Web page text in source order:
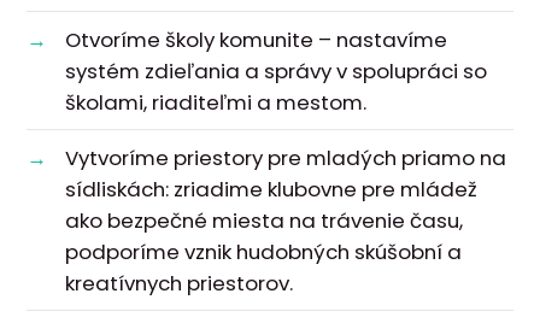
Otvoríme školy komunite – nastavíme
systém zdieľania a správy v spolupráci so
školami, riaditeľmi a mestom.
Vytvoríme priestory pre mladých priamo na
sídliskách: zriadime klubovne pre mládež
ako bezpečné miesta na trávenie času,
podporíme vznik hudobných skúšobní a
kreatívnych priestorov.